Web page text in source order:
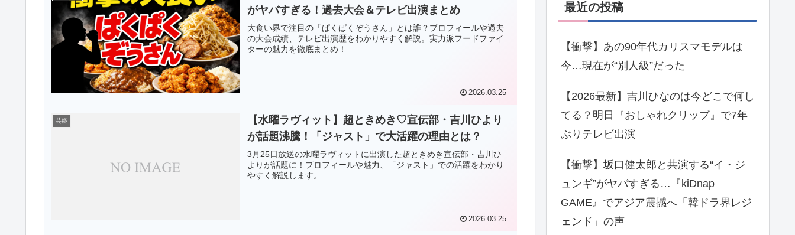
がヤバすぎる！過去大会＆テレビ出演まとめ
大食い界で注目の「ぱくぱくぞうさん」とは誰？プロフィールや過去
の大会成績、テレビ出演歴をわかりやすく解説。実力派フードファイ
ターの魅力を徹底まとめ！
2026.03.25
芸能
【水曜ラヴィット】超ときめき♡宣伝部・吉川ひより
が話題沸騰！「ジャスト」で大活躍の理由とは？
3月25日放送の水曜ラヴィットに出演した超ときめき宣伝部・吉川ひ
よりが話題に！プロフィールや魅力、「ジャスト」での活躍をわかり
やすく解説します。
2026.03.25
最近の投稿
【衝撃】あの90年代カリスマモデルは
今…現在が“別人級”だった
【2026最新】吉川ひなのは今どこで何し
てる？明日『おしゃれクリップ』で7年
ぶりテレビ出演
【衝撃】坂口健太郎と共演する“イ・ジ
ュンギ”がヤバすぎる…『kiDnap
GAME』でアジア震撼へ「韓ドラ界レジ
ェンド」の声